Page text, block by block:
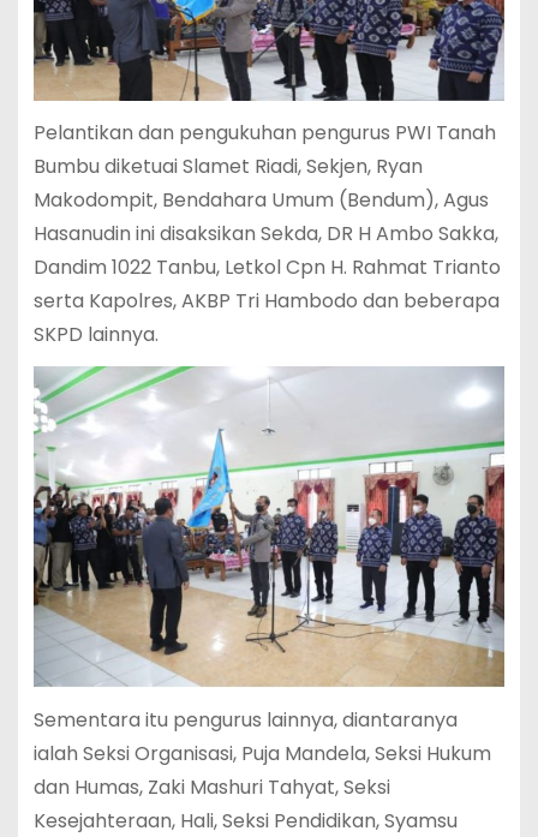
Pelantikan dan pengukuhan pengurus PWI Tanah
Bumbu diketuai Slamet Riadi, Sekjen, Ryan
Makodompit, Bendahara Umum (Bendum), Agus
Hasanudin ini disaksikan Sekda, DR H Ambo Sakka,
Dandim 1022 Tanbu, Letkol Cpn H. Rahmat Trianto
serta Kapolres, AKBP Tri Hambodo dan beberapa
SKPD lainnya.
Sementara itu pengurus lainnya, diantaranya
ialah Seksi Organisasi, Puja Mandela, Seksi Hukum
dan Humas, Zaki Mashuri Tahyat, Seksi
Kesejahteraan, Hali, Seksi Pendidikan, Syamsu